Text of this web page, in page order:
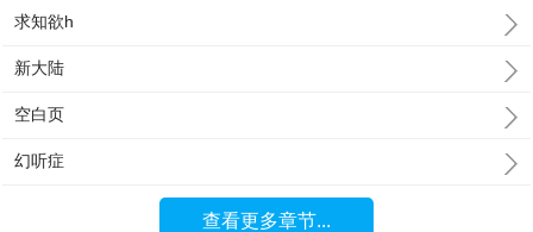
求知欲h
新大陆
空白页
幻听症
查看更多章节...